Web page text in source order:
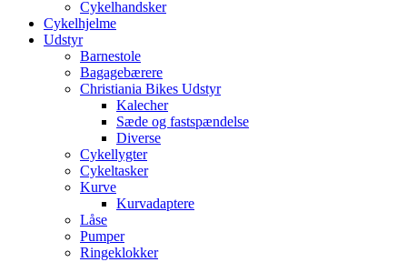
Cykelhandsker
Cykelhjelme
Udstyr
Barnestole
Bagagebærere
Christiania Bikes Udstyr
Kalecher
Sæde og fastspændelse
Diverse
Cykellygter
Cykeltasker
Kurve
Kurvadaptere
Låse
Pumper
Ringeklokker